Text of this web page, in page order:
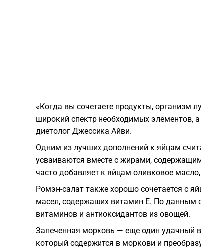
«Когда вы сочетаете продукты, организм
широкий спектр необходимых элементов,
диетолог Джессика Айви.
Одним из лучших дополнений к яйцам
усваиваются вместе с жирами,
часто добавляет к яйцам оливковое
Ромэн-салат также хорошо сочетается с
масел, содержащих витамин E. По данным
витаминов и антиоксидантов из овощей.
Запеченная морковь — еще один удачный
который содержится в моркови и